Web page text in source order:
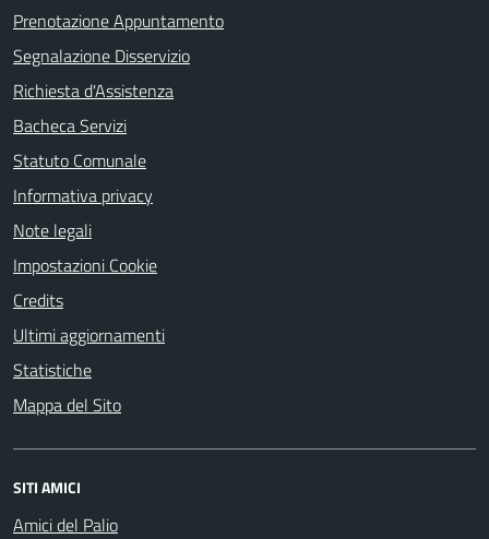
Prenotazione Appuntamento
Segnalazione Disservizio
Richiesta d'Assistenza
Bacheca Servizi
Statuto Comunale
Informativa privacy
Note legali
Impostazioni Cookie
Credits
Ultimi aggiornamenti
Statistiche
Mappa del Sito
SITI AMICI
Amici del Palio